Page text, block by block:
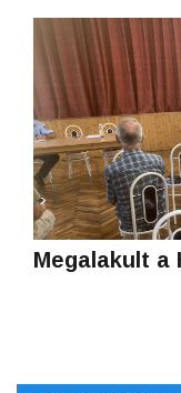
Megalakult a